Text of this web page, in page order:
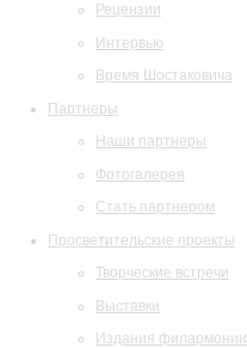
Рецензии
Интервью
Время Шостаковича
Партнеры
Наши партнеры
Фотогалерея
Стать партнером
Просветительские проекты
Творческие встречи
Выставки
Издания филармонии